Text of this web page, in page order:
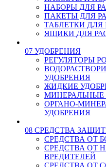
НАБОРЫ ДЛЯ
ПАКЕТЫ ДЛЯ
ТАБЛЕТКИ ДЛЯ
ЯЩИКИ ДЛЯ
07 УДОБРЕНИЯ
РЕГУЛЯТОРЫ
УДОБРЕНИЯ
ЖИДКИЕ
МИНЕРАЛЬНЫЕ
ОРГАНО-
УДОБРЕНИЯ
08 СРЕДСТВА
СРЕДСТВА ОТ
СРЕДСТВА ОТ
ВРЕДИТЕЛЕЙ
СРЕДСТВА ОТ